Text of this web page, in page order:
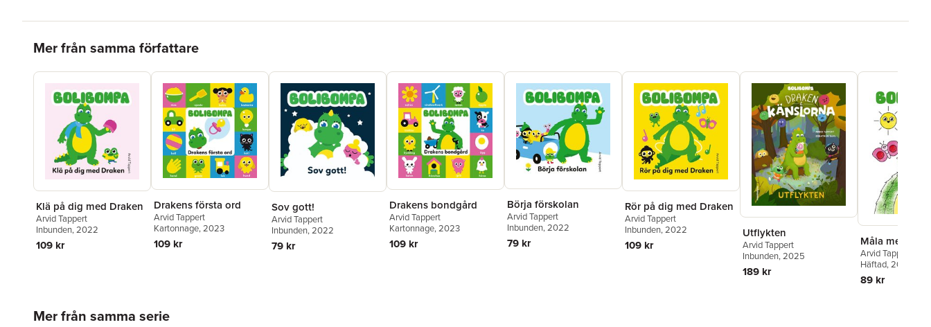
Mer från samma författare
Klä på dig med Draken
Arvid Tappert
Inbunden, 2022
109 kr
Drakens första ord
Arvid Tappert
Kartonnage, 2023
109 kr
Sov gott!
Arvid Tappert
Inbunden, 2022
79 kr
Drakens bondgård
Arvid Tappert
Kartonnage, 2023
109 kr
Börja förskolan
Arvid Tappert
Inbunden, 2022
79 kr
Rör på dig med Draken
Arvid Tappert
Inbunden, 2022
109 kr
Utflykten
Arvid Tappert
Inbunden, 2025
189 kr
Måla med
Arvid Tappert
Häftad, 2023
89 kr
Mer från samma serie